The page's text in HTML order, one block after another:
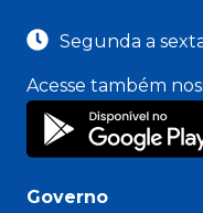
Segunda a
Acesse também
Governo